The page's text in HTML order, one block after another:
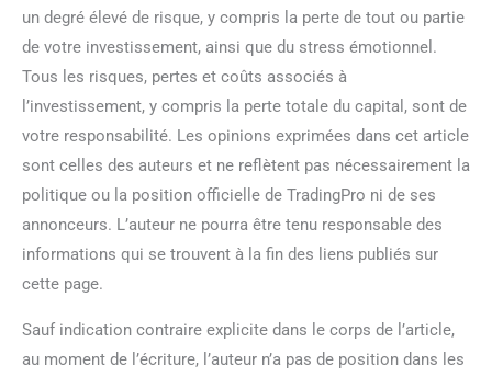
un degré élevé de risque, y compris la perte de tout ou partie
de votre investissement, ainsi que du stress émotionnel.
Tous les risques, pertes et coûts associés à
l’investissement, y compris la perte totale du capital, sont de
votre responsabilité. Les opinions exprimées dans cet article
sont celles des auteurs et ne reflètent pas nécessairement la
politique ou la position officielle de TradingPro ni de ses
annonceurs. L’auteur ne pourra être tenu responsable des
informations qui se trouvent à la fin des liens publiés sur
cette page.
Sauf indication contraire explicite dans le corps de l’article,
au moment de l’écriture, l’auteur n’a pas de position dans les